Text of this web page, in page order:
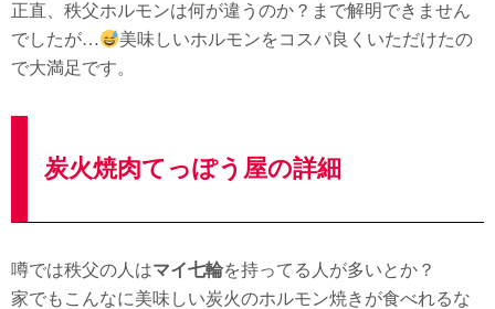
正直、秩父ホルモンは何が違うのか？まで解明できません
でしたが…
美味しいホルモンをコスパ良くいただけたの
で大満足です。
炭火焼肉てっぽう屋の詳細
噂では秩父の人はマイ七輪を持ってる人が多いとか？
家でもこんなに美味しい炭火のホルモン焼きが食べれるな